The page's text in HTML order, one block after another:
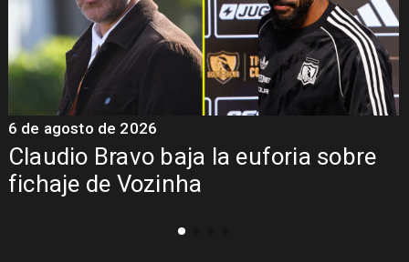
Claudio Bravo baja la euforia sobre
fichaje de Vozinha
6 de agosto de 2026